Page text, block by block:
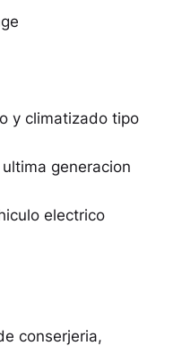
y climatizado tipo
generacion
electrico
conserjeria,